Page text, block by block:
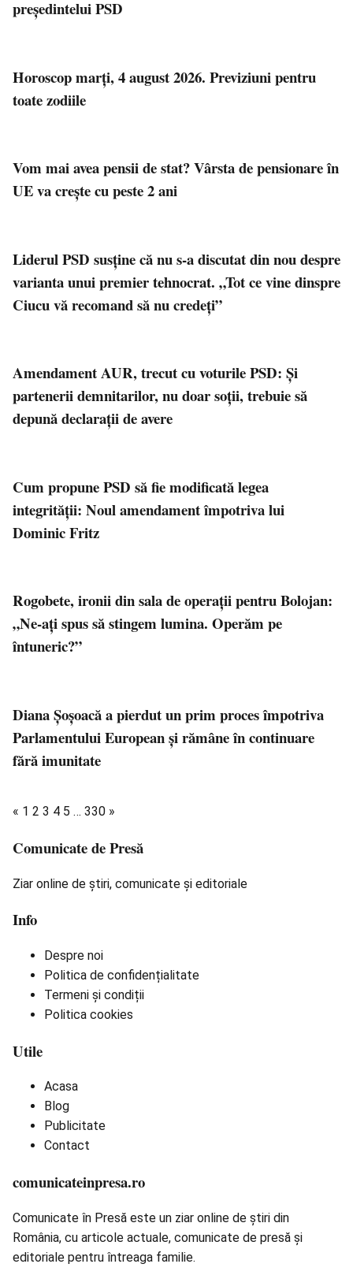
președintelui PSD
Horoscop marți, 4 august 2026. Previziuni pentru
toate zodiile
Vom mai avea pensii de stat? Vârsta de pensionare în
UE va crește cu peste 2 ani
Liderul PSD susține că nu s-a discutat din nou despre
varianta unui premier tehnocrat. „Tot ce vine dinspre
Ciucu vă recomand să nu credeți”
Amendament AUR, trecut cu voturile PSD: Și
partenerii demnitarilor, nu doar soții, trebuie să
depună declarații de avere
Cum propune PSD să fie modificată legea
integrității: Noul amendament împotriva lui
Dominic Fritz
Rogobete, ironii din sala de operații pentru Bolojan:
„Ne-ați spus să stingem lumina. Operăm pe
întuneric?”
Diana Șoșoacă a pierdut un prim proces împotriva
Parlamentului European și rămâne în continuare
fără imunitate
« 1 2 3 4 5 … 330 »
Comunicate de Presă
Ziar online de știri, comunicate și editoriale
Info
Despre noi
Politica de confidențialitate
Termeni și condiții
Politica cookies
Utile
Acasa
Blog
Publicitate
Contact
comunicateinpresa.ro
Comunicate în Presă este un ziar online de știri din
România, cu articole actuale, comunicate de presă și
editoriale pentru întreaga familie.